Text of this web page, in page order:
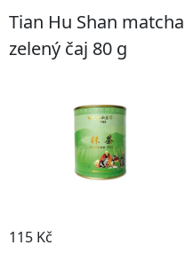
Tian Hu Shan matcha
zelený čaj 80 g
115 Kč